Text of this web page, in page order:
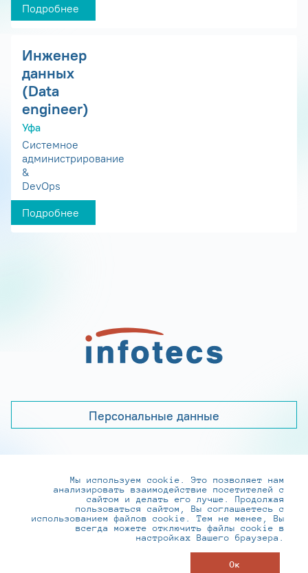
Подробнее
Инженер
данных
(Data
engineer)
Уфа
Системное
администрирование
&
DevOps
Подробнее
Персональные данные
+7 (495) 737-6192, 8-800-250-0-260
practice@infotecs.ru,hr@infotecs.ru
127273, г. Москва, Отрадная ул., 2Б строение 1
Мы используем cookie. Это позволяет нам
анализировать взаимодействие посетителей с
сайтом и делать его лучше. Продолжая
пользоваться сайтом, Вы соглашаетесь с
использованием файлов cookie. Тем не менее, Вы
всегда можете отключить файлы cookie в
настройках Вашего браузера.
Ок